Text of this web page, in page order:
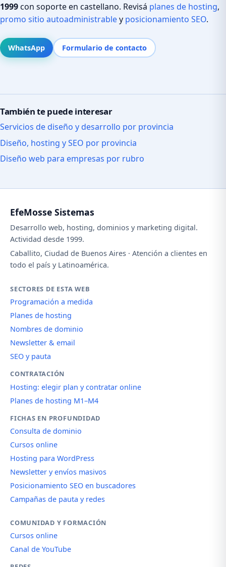
1999con soporte en castellano. Revisá planes de hosting,
promo sitio autoadministrabley posicionamiento SEO.
WhatsApp Formulario de contacto
También te puede interesar
Servicios de diseño y desarrollo por provincia
Diseño, hosting y SEO por provincia
Diseño web para empresas por rubro
EfeMosse Sistemas
Desarrollo web, hosting, dominios y marketing digital.
Actividad desde 1999.
Caballito, Ciudad de Buenos Aires · Atención a clientes en
todo el país y Latinoamérica.
SECTORES DE ESTA WEB
Programación a medida
Planes de hosting
Nombres de dominio
Newsletter & email
SEO y pauta
CONTRATACIÓN
Hosting: elegir plan y contratar online
Planes de hosting M1–M4
FICHAS EN PROFUNDIDAD
Consulta de dominio
Cursos online
Hosting para WordPress
Newsletter y envíos masivos
Posicionamiento SEO en buscadores
Campañas de pauta y redes
COMUNIDAD Y FORMACIÓN
Cursos online
Canal de YouTube